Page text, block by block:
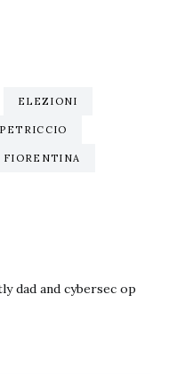
ELEZIONI
PETRICCIO
FIORENTINA
dad and cybersec op